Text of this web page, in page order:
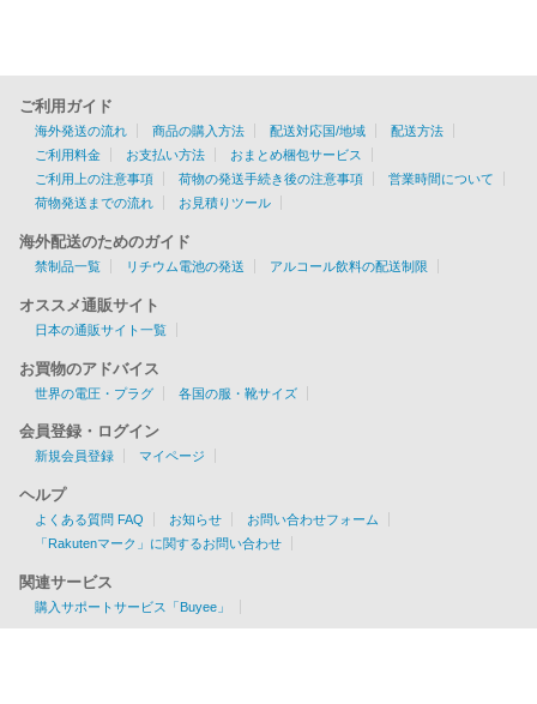
ご利用ガイド
海外発送の流れ 商品の購入方法 配送対応国/地域
配送方法
ご利用料金
お支払い方法
おまとめ梱包サービス
ご利用上の注意事項
荷物の発送手続き後の注意事項
営業時間について
荷物発送までの流れ
お見積りツール
海外配送のためのガイド
禁制品一覧 リチウム電池の発送 アルコール飲料の配送制限
オススメ通販サイト
日本の通販サイト一覧
お買物のアドバイス
世界の電圧・プラグ 各国の服・靴サイズ
会員登録・ログイン
新規会員登録 マイページ
ヘルプ
よくある質問 FAQ お知らせ
お問い合わせフォーム
「Rakutenマーク」に関するお問い合わせ
関連サービス
購入サポートサービス「Buyee」